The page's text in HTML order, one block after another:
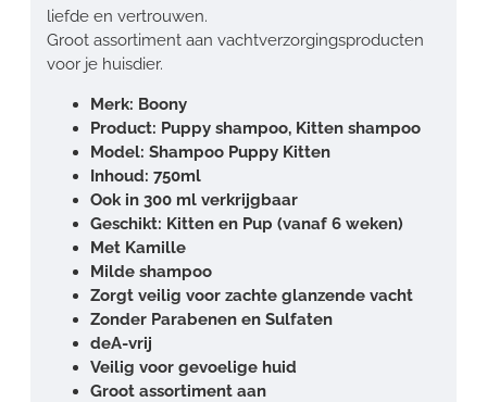
liefde en vertrouwen.
Groot assortiment aan vachtverzorgingsproducten
voor je huisdier.
Merk: Boony
Product: Puppy shampoo, Kitten shampoo
Model: Shampoo Puppy Kitten
Inhoud: 750ml
Ook in 300 ml verkrijgbaar
Geschikt: Kitten en Pup (vanaf 6 weken)
Met Kamille
Milde shampoo
Zorgt veilig voor zachte glanzende vacht
Zonder Parabenen en Sulfaten
deA-vrij
Veilig voor gevoelige huid
Groot assortiment aan